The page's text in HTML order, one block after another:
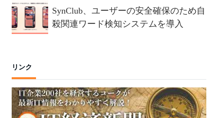
SynClub、ユーザーの安全確保のため自
殺関連ワード検知システムを導入
リンク